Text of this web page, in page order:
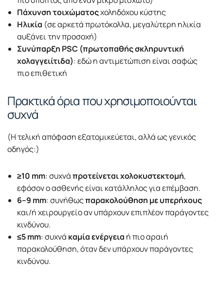
Πάχυνση τοιχώματοςχοληδόχου κύστης
Ηλικία (σε αρκετά πρωτόκολλα, μεγαλύτερη ηλικία
αυξάνει την προσοχή)
Συνύπαρξη PSC (πρωτοπαθής σκληρυντική
χολαγγειίτιδα): εδώ η αντιμετώπιση είναι σαφώς
πιο επιθετική
Πρακτικά όρια που χρησιμοποιούνται
συχνά
(Η τελική απόφαση εξατομικεύεται, αλλά ως γενικός
οδηγός:)
≥10 mm: συχνάπροτείνεται χολοκυστεκτομή,
εφόσον ο ασθενής είναι κατάλληλος για επέμβαση.
6–9 mm: συνήθωςπαρακολούθηση με υπερήχους
και/ή χειρουργείο αν υπάρχουν επιπλέον παράγοντες
κινδύνου.
≤5 mm: συχνά καμία ενέργεια ή πιο αραιή
παρακολούθηση, όταν δεν υπάρχουν παράγοντες
κινδύνου.